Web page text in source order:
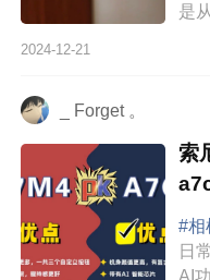
是
徕
2024-12-21
_ Forget 。
索
#相
日